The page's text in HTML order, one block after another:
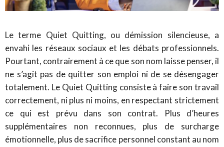
Le terme Quiet Quitting, ou démission silencieuse, a
envahi les réseaux sociaux et les débats professionnels.
Pourtant, contrairement à ce que son nom laisse penser, il
ne s’agit pas de quitter son emploi ni de se désengager
totalement. Le Quiet Quitting consiste à faire son travail
correctement, ni plus ni moins, en respectant strictement
ce qui est prévu dans son contrat. Plus d’heures
supplémentaires non reconnues, plus de surcharge
émotionnelle, plus de sacrifice personnel constant au nom